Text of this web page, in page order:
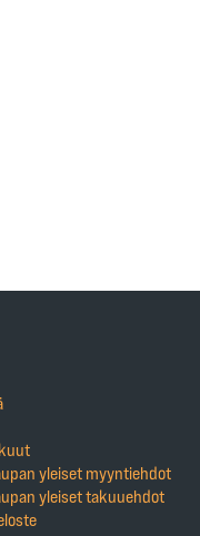
yleiset myyntiehdot
yleiset takuuehdot